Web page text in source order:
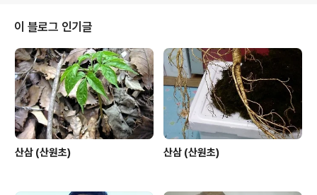
이 블로그 인기글
산삼 (산원초) 산삼 (산원초)